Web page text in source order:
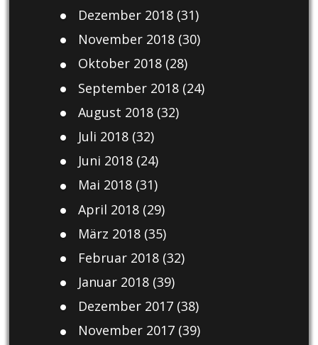
Dezember 2018(31)
November 2018(30)
Oktober 2018(28)
September 2018(24)
August 2018(32)
Juli 2018(32)
Juni 2018(24)
Mai 2018(31)
April 2018(29)
März 2018(35)
Februar 2018(32)
Januar 2018(39)
Dezember 2017(38)
November 2017(39)